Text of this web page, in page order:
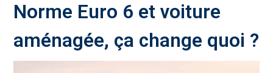
Norme Euro 6 et voiture
aménagée, ça change quoi ?